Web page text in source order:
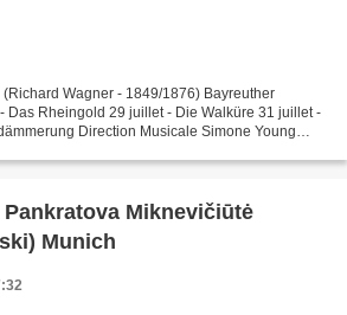
Wagner - 1849/1876) Bayreuther
Das Rheingold 29 juillet - Die Walküre 31 juillet -
Direction Musicale Simone Young
Pankratova Miknevičiūtė
Munich